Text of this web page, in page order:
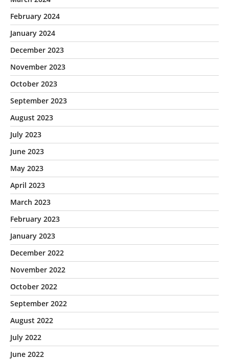
February 2024
January 2024
December 2023
November 2023
October 2023
September 2023
August 2023
July 2023
June 2023
May 2023
April 2023
March 2023
February 2023
January 2023
December 2022
November 2022
October 2022
September 2022
August 2022
July 2022
June 2022